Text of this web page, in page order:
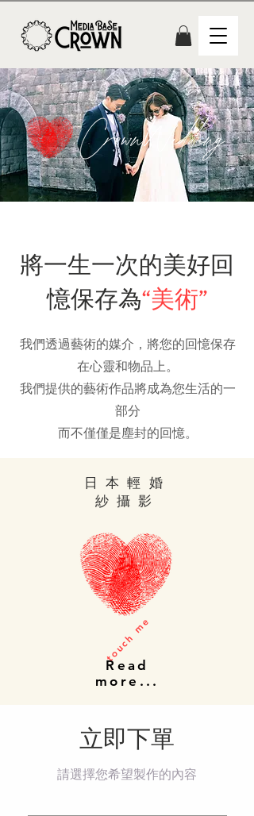
將一生一次的美好回
憶保存為“美術”
我們透過藝術的媒介，將您的回憶保存
在心靈和物品上。
我們提供的藝術作品將成為您生活的一
部分
而不僅僅是塵封的回憶。
日本輕婚
紗攝影
touch me
Read
more...
立即下單
請選擇您希望製作的內容